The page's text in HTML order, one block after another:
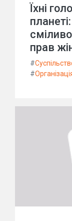
Їхні
прав
#
#